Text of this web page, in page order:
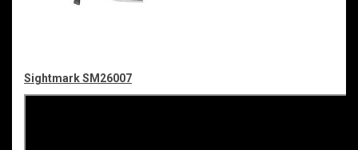
Sightmark SM26007